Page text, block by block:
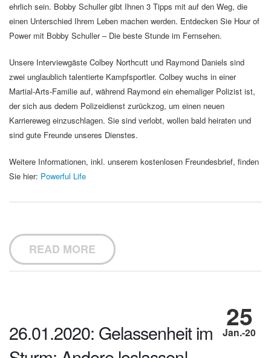
ehrlich sein. Bobby Schuller gibt Ihnen 3 Tipps mit auf den Weg, die
einen Unterschied Ihrem Leben machen werden. Entdecken Sie Hour of
Power mit Bobby Schuller – Die beste Stunde im Fernsehen.
Unsere Interviewgäste Colbey Northcutt und Raymond Daniels sind
zwei unglaublich talentierte Kampfsportler. Colbey wuchs in einer
Martial-Arts-Familie auf, während Raymond ein ehemaliger Polizist ist,
der sich aus dedem Polizeidienst zurückzog, um einen neuen
Karriereweg einzuschlagen. Sie sind verlobt, wollen bald heiraten und
sind gute Freunde unseres Dienstes.
Weitere Informationen, inkl. unserem kostenlosen Freundesbrief, finden
Sie hier: Powerful Life
READ MORE
25
Jan.-20
26.01.2020: Gelassenheit im